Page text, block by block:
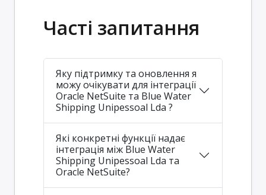
Часті запитання
Яку підтримку та оновлення я
можу очікувати для інтеграції
Oracle NetSuite та Blue Water
Shipping Unipessoal Lda ?
Які конкретні функції надає
інтеграція між Blue Water
Shipping Unipessoal Lda та
Oracle NetSuite?